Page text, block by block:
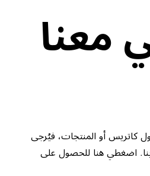
معنا
كاتريس أو المنتجات، فيُرجى
اضغطي هنا للحصول على